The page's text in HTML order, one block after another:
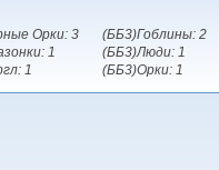
Орки: 3
1
1
(ББ3)Гоблины: 2
(ББ3)Люди: 1
(ББ3)Орки: 1